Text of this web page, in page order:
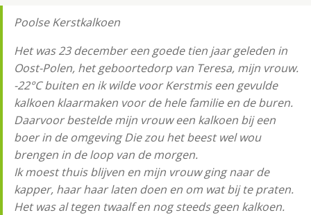
Poolse Kerstkalkoen
Het was 23 december een goede tien jaar geleden in
Oost-Polen, het geboortedorp van Teresa, mijn vrouw.
-22°C buiten en ik wilde voor Kerstmis een gevulde
kalkoen klaarmaken voor de hele familie en de buren.
Daarvoor bestelde mijn vrouw een kalkoen bij een
boer in de omgeving Die zou het beest wel wou
brengen in de loop van de morgen.
Ik moest thuis blijven en mijn vrouw ging naar de
kapper, haar haar laten doen en om wat bij te praten.
Het was al tegen twaalf en nog steeds geen kalkoen.